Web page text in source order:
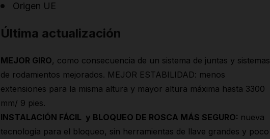
Origen UE
Última actualización
MEJOR GIRO, como consecuencia de un sistema de juntas y sistemas
de rodamientos mejorados. MEJOR ESTABILIDAD: menos
extensiones para la misma altura y mayor altura máxima hasta 3300
mm/ 9 pies.
INSTALACIÓN FÁCIL y BLOQUEO DE ROSCA MÁS SEGURO: nueva
tecnología para el bloqueo, sin herramientas de llave grandes y poco